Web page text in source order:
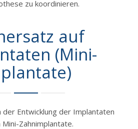
zu koordinieren.
auf
(Mini-
der Entwicklung der Implantaten
Zahnimplantate.